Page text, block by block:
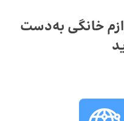
خانگی به‌دست